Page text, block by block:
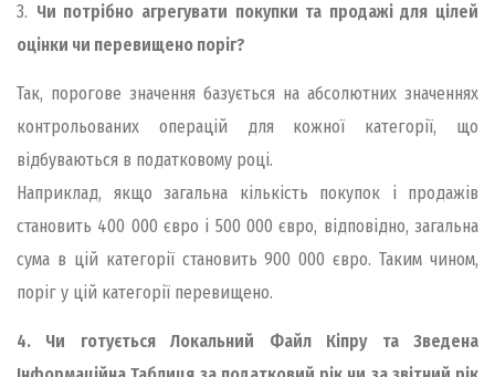
3. Чи потрібно агрегувати покупки та продажі для цілей
оцінки чи перевищено поріг?
Так, порогове значення базується на абсолютних значеннях
контрольованих операцій для кожної категорії, що
відбуваються в податковому році.
Наприклад, якщо загальна кількість покупок і продажів
становить 400 000 євро і 500 000 євро, відповідно, загальна
сума в цій категорії становить 900 000 євро. Таким чином,
поріг у цій категорії перевищено.
4. Чи готується Локальний Файл Кіпру та Зведена